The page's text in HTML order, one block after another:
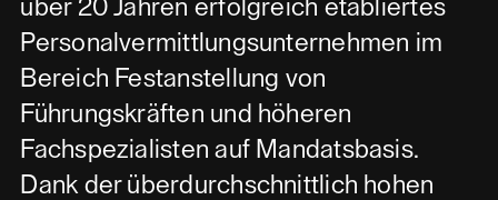
über 20 Jahren erfolgreich etabliertes
Personalvermittlungsunternehmen im
Bereich Festanstellung von
Führungskräften und höheren
Fachspezialisten auf Mandatsbasis.
Dank der überdurchschnittlich hohen